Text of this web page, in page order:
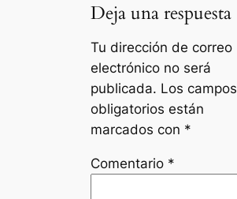
Deja una respuesta
Tu dirección de correo
electrónico no será
publicada. Los campos
obligatorios están
marcados con *
Comentario *